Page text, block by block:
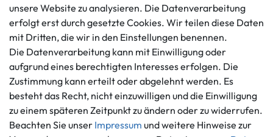
info@gameworld.de
Kontaktformular
Datenschutzerklärung
Barrierefreiheitserklärung
Widerrufs­recht
Vertrag widerrufen
Informationen
Ankauf
Über uns
Häufig gestellte Fragen
Zahlungsmöglichkeiten
unsere Website zu analysieren. Die Datenverarbeitung
erfolgt erst durch gesetzte Cookies. Wir teilen diese Daten
mit Dritten, die wir in den Einstellungen benennen.
Die Datenverarbeitung kann mit Einwilligung oder
aufgrund eines berechtigten Interesses erfolgen. Die
Zustimmung kann erteilt oder abgelehnt werden. Es
besteht das Recht, nicht einzuwilligen und die Einwilligung
zu einem späteren Zeitpunkt zu ändern oder zu widerrufen.
Beachten Sie unser Impressum und weitere Hinweise zur